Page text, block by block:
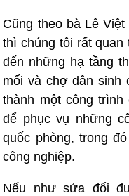
Cũng theo bà Lê
thì chúng tôi rất quan
đến những hạ tầng
mối và chợ dân sinh
thành một công
để phục vụ những
quốc phòng, trong
công nghiệp.
Nếu như sửa đổi